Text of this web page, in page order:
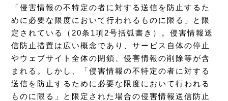
「侵害情報の不特定の者に対する送信を防止するた
めに必要な限度において行われるものに限る」と限
定されている（20条1項2号括弧書き）。侵害情報送
信防止措置は広い概念であり、サービス自体の停止
やウェブサイト全体の閉鎖、侵害情報の削除等が含
まれる。しかし、「侵害情報の不特定の者に対する
送信を防止するために必要な限度において行われる
ものに限る」と限定された場合の侵害情報送信防止